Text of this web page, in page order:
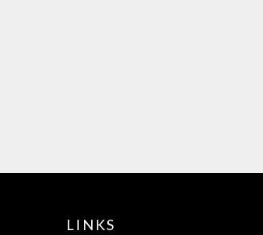
LINKS